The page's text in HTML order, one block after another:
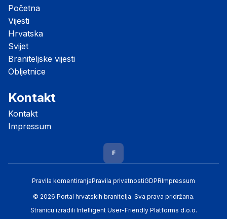
Početna
Vijesti
Hrvatska
Svijet
Braniteljske vijesti
Obljetnice
Kontakt
Kontakt
Impressum
F
Pravila komentiranjaPravila privatnostiGDPRImpressum
© 2026 Portal hrvatskih branitelja. Sva prava pridržana.
Stranicu izradili Intelligent User-Friendly Platforms d.o.o.